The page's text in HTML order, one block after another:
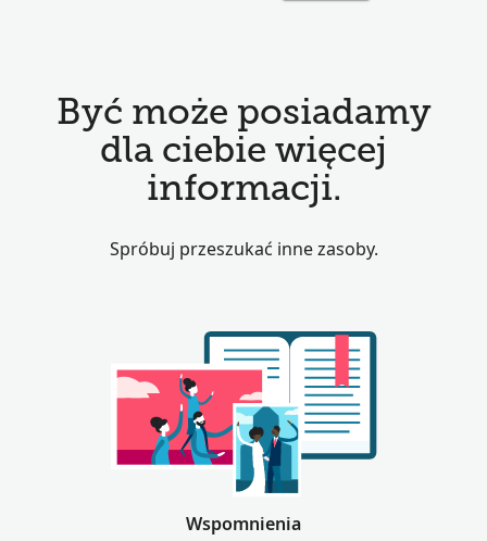
Być może posiadamy
dla ciebie więcej
informacji.
Spróbuj przeszukać inne zasoby.
Wspomnienia